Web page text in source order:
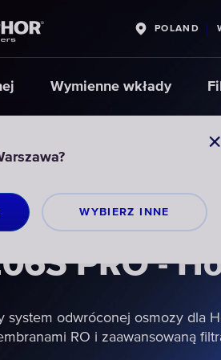
WYBIERZ INNЕ
POLAND
Wymienne wkłady
FILTRY DO
PRO -
system odwróconej osmozy dla
RO i zaawansowaną
FILTRY DO
PRO -
system odwróconej osmozy dla
RO i zaawansowaną
FILTRY DO
PRO -
system odwróconej osmozy dla
RO i zaawansowaną